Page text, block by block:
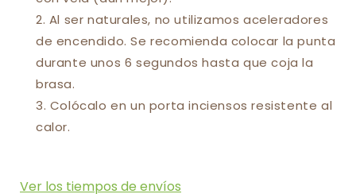
Al ser naturales, no utilizamos aceleradores
de encendido. Se recomienda colocar la punta
durante unos 6 segundos hasta que coja la
brasa.
Colócalo en un porta inciensos resistente al
calor.
Ver los tiempos de envíos